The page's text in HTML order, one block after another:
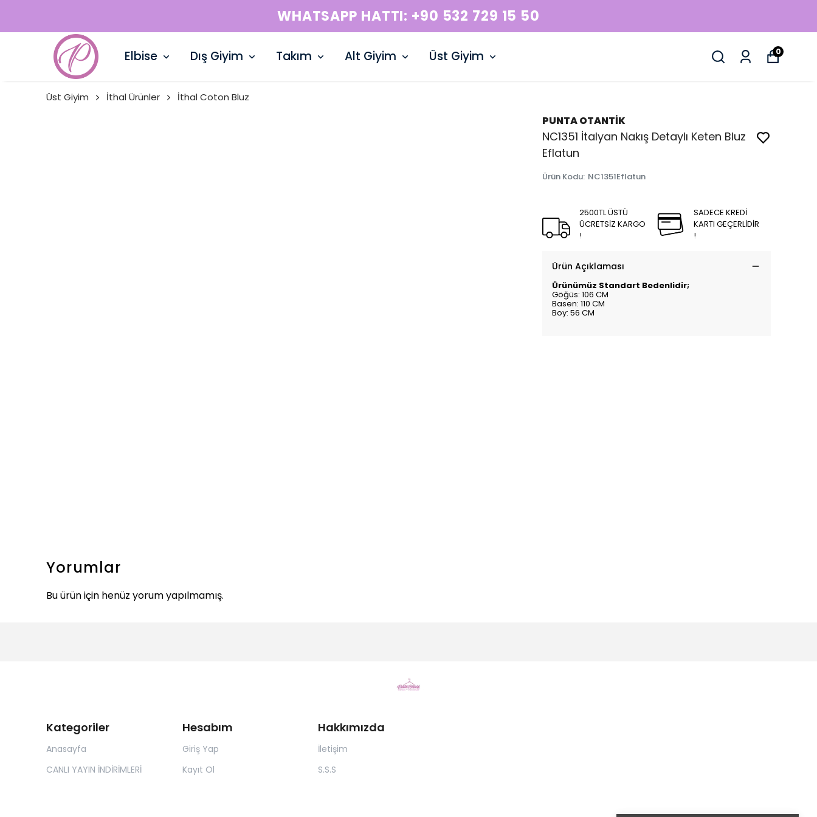
WHATSAPP HATTI: +90 532 729 15 50
Elbise Dış Giyim Takım Alt Giyim Üst Giyim 0
Üst Giyim İthal Ürünler İthal Coton Bluz
PUNTA OTANTİK
NC1351 İtalyan Nakış Detaylı Keten Bluz
Eflatun
Ürün Kodu: NC1351Eflatun
2500TL ÜSTÜ
ÜCRETSİZ KARGO
!
SADECE KREDİ
KARTI GEÇERLİDİR
!
Ürün Açıklaması
Ürünümüz Standart Bedenlidir;
Göğüs: 106 CM
Basen: 110 CM
Boy: 56 CM
Yorumlar
Bu ürün için henüz yorum yapılmamış.
Kategoriler
Anasayfa
CANLI YAYIN İNDİRİMLERİ
Hesabım
Giriş Yap
Kayıt Ol
Hakkımızda
İletişim
S.S.S